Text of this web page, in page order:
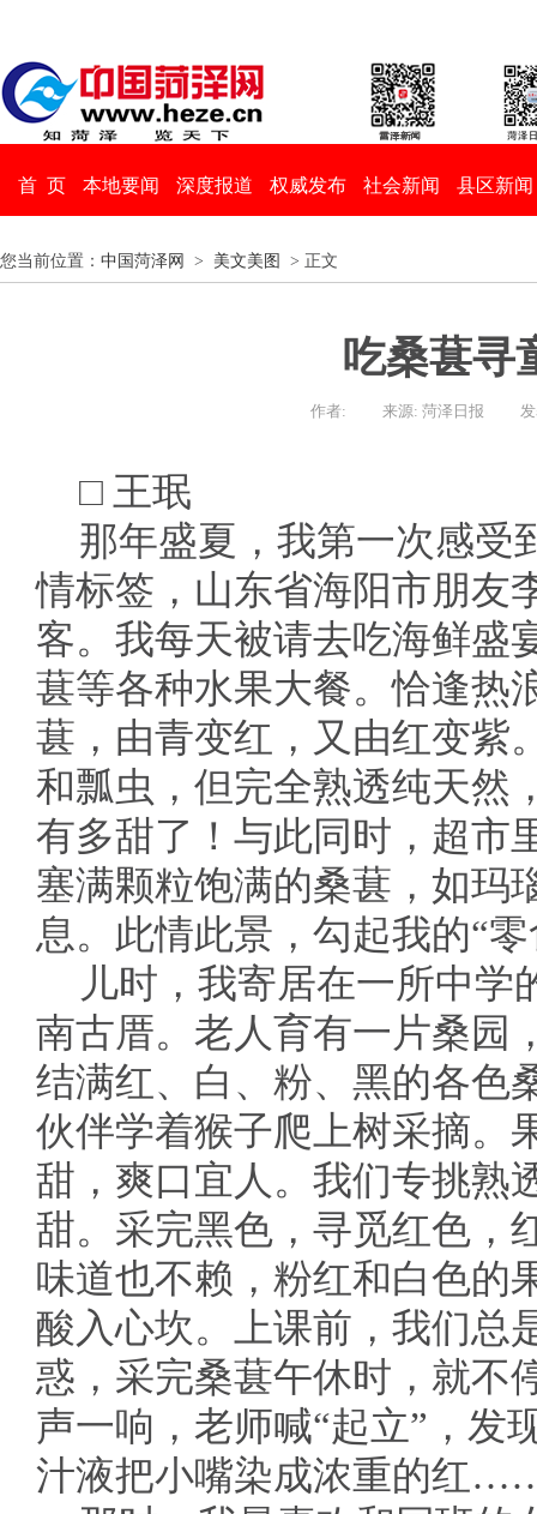
首 页 本地要闻 深度报道 权威发布 社会新闻 县区新闻
您当前位置： 中国菏泽网 > 美文美图 > 正文
吃桑葚寻
作者: 来源: 菏泽日报
□ 王珉
那年盛夏，我第一次感受
情标签，山东省海阳市朋友
客。我每天被请去吃海鲜盛
葚等各种水果大餐。恰逢热
葚，由青变红，又由红变紫
和瓢虫，但完全熟透纯天然
有多甜了！与此同时，超市
塞满颗粒饱满的桑葚，如玛
息。此情此景，勾起我的“
儿时，我寄居在一所中学
南古厝。老人育有一片桑园
结满红、白、粉、黑的各色
伙伴学着猴子爬上树采摘。
甜，爽口宜人。我们专挑熟
甜。采完黑色，寻觅红色，
味道也不赖，粉红和白色的
酸入心坎。上课前，我们总
惑，采完桑葚午休时，就不
声一响，老师喊“起立”，发
汁液把小嘴染成浓重的红